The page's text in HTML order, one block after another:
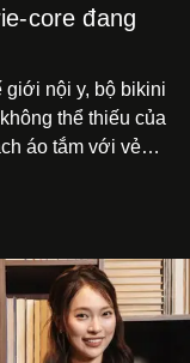
core đang
giới nội y, bộ bikini
thể thiếu của
áo tắm với vẻ